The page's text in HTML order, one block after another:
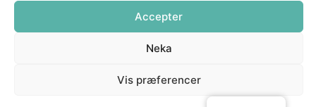
Accepter
Neka
Vis præferencer